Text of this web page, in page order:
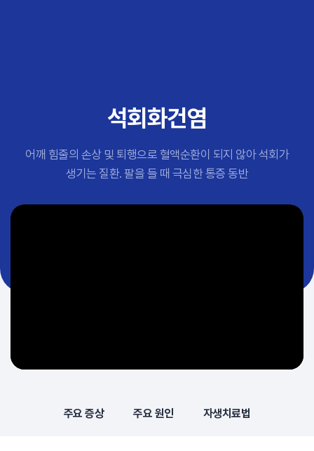
#교통사고후유증 #허리디스크
#추나요법
석회화건염
어깨 힘줄의 손상 및 퇴행으로 혈액순환이 되지 않아 석회가
생기는 질환. 팔을 들 때 극심한 통증 동반
주요 증상 주요 원인 자생치료법